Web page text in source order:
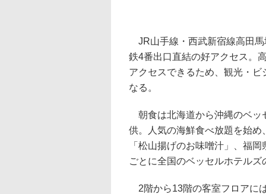
JR山手線・西武新宿線高田馬
鉄4番出口直結の好アクセス。
アクセスできるため、観光・
なる。
朝食は北海道から沖縄のベッ
供。人気の海鮮食べ放題を始
「松山揚げのお味噌汁」、福
ごとに全国のベッセルホテル
2階から13階の客室フロアに